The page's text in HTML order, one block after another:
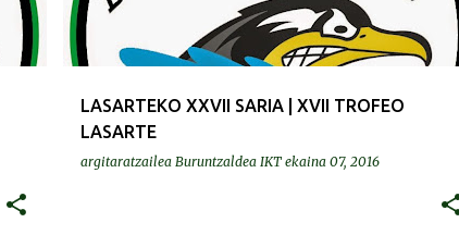
LASARTEKO XXVII SARIA | XVII TROFEO
LASARTE
argitaratzailea Buruntzaldea IKT ekaina 07, 2016